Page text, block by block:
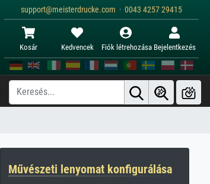
support@meisterdrucke.com · 0043 4257 29415
Kosár Kedvencek Fiók létrehozása Bejelentkezés
Művészeti lenyomat konfigurálása